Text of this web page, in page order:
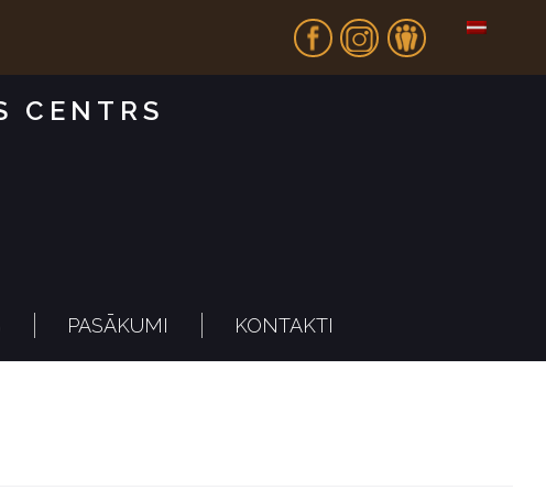
Fb In Dr
CENTRS
PASĀKUMI KONTAKTI